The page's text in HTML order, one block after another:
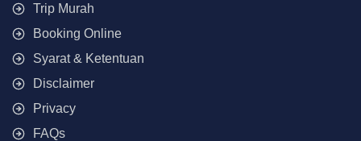
Trip Murah
Booking Online
Syarat & Ketentuan
Disclaimer
Privacy
FAQs